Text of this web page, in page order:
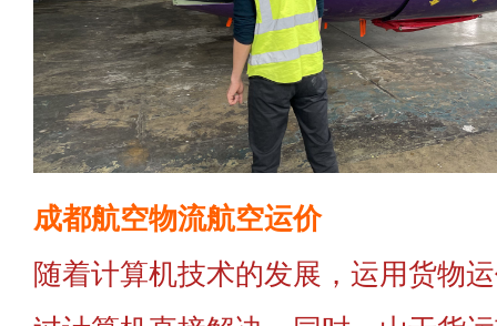
成都航空物流航空运价
随着计算机技术的发展，运用货物